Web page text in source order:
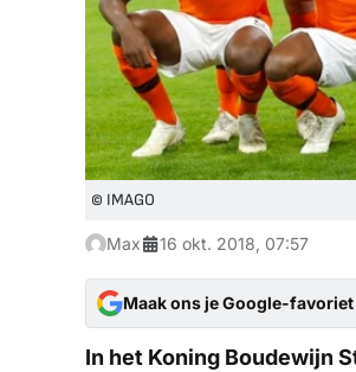
© IMAGO
Max 16 okt. 2018, 07:57
Maak ons je Google-favoriet
In het Koning Boudewijn